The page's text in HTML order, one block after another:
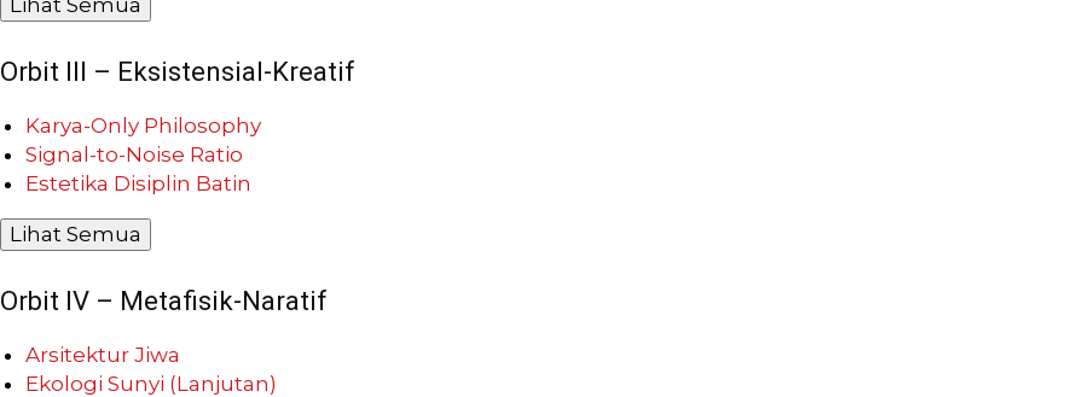
Orbit III – Eksistensial-Kreatif
Karya-Only Philosophy
Signal-to-Noise Ratio
Estetika Disiplin Batin
Lihat Semua
Orbit IV – Metafisik-Naratif
Arsitektur Jiwa
Ekologi Sunyi (Lanjutan)